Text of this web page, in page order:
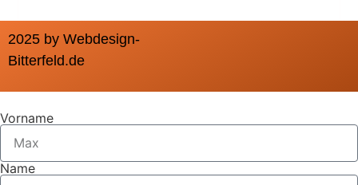
2025 by Webdesign-
Bitterfeld.de
Vorname
Name